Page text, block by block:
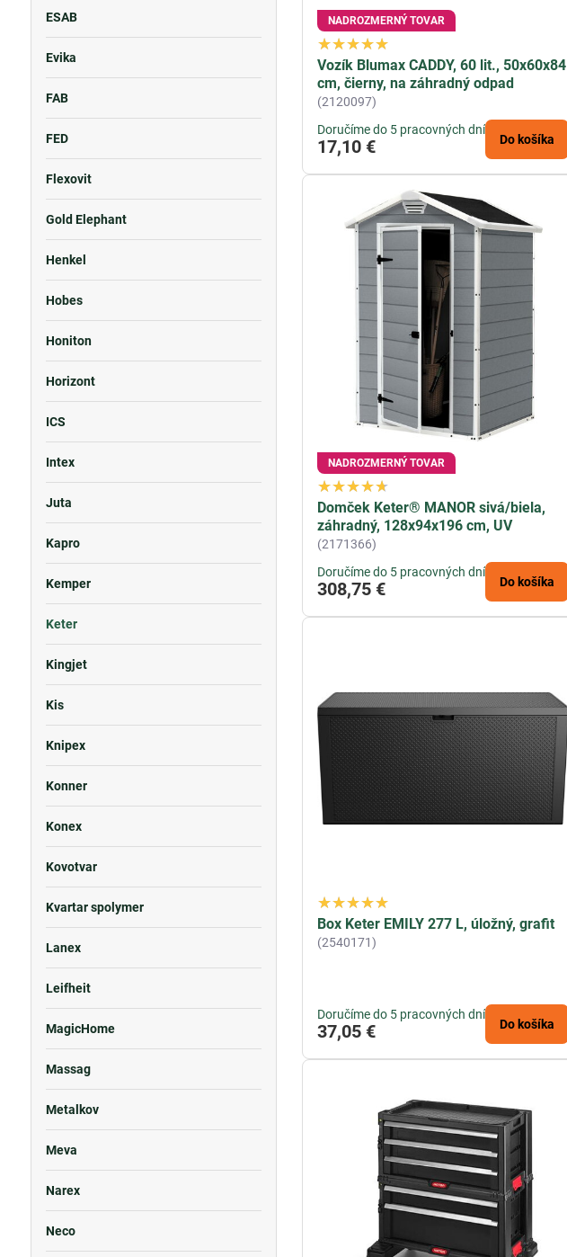
NADROZMERNÝ TOVAR
Vozík Blumax CADDY, 60 lit., 50x60x84
cm, čierny, na záhradný odpad
(2120097)
Doručíme do 5 pracovných dní
17,10 € Do košíka
NADROZMERNÝ TOVAR
Domček Keter® MANOR sivá/biela,
záhradný, 128x94x196 cm, UV
(2171366)
Doručíme do 5 pracovných dní
308,75 € Do košíka
Box Keter EMILY 277 L, úložný, grafit
(2540171)
Doručíme do 5 pracovných dní
37,05 € Do košíka
ESAB
Evika
FAB
FED
Flexovit
Gold Elephant
Henkel
Hobes
Honiton
Horizont
ICS
Intex
Juta
Kapro
Kemper
Keter
Kingjet
Kis
Knipex
Konner
Konex
Kovotvar
Kvartar spolymer
Lanex
Leifheit
MagicHome
Massag
Metalkov
Meva
Narex
Neco